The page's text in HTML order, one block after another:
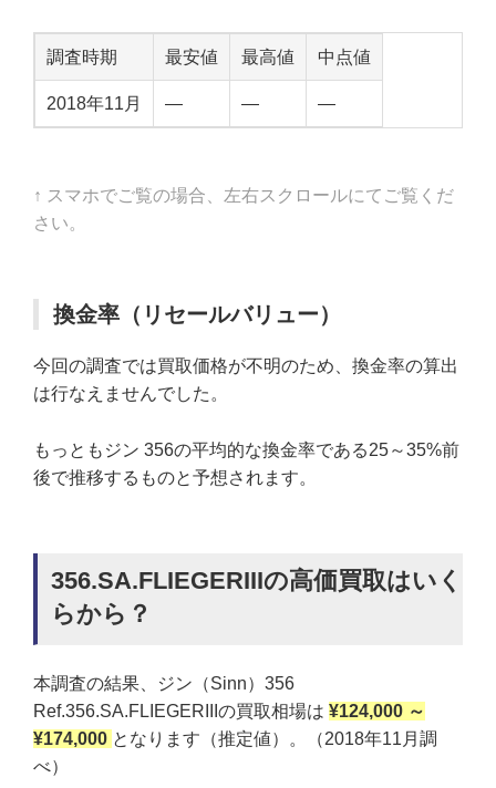
調査時期 最安値 最高値 中点値
2018年11月 — — —
↑ スマホでご覧の場合、左右スクロールにてご覧くだ
さい。
換金率（リセールバリュー）
今回の調査では買取価格が不明のため、換金率の算出
は行なえませんでした。
もっともジン 356の平均的な換金率である25～35%前
後で推移するものと予想されます。
356.SA.FLIEGERIIIの高価買取はいく
らから？
本調査の結果、ジン（Sinn）356
Ref.356.SA.FLIEGERIIIの買取相場は ¥124,000 ～
¥174,000 となります（推定値）。（2018年11月調
べ）